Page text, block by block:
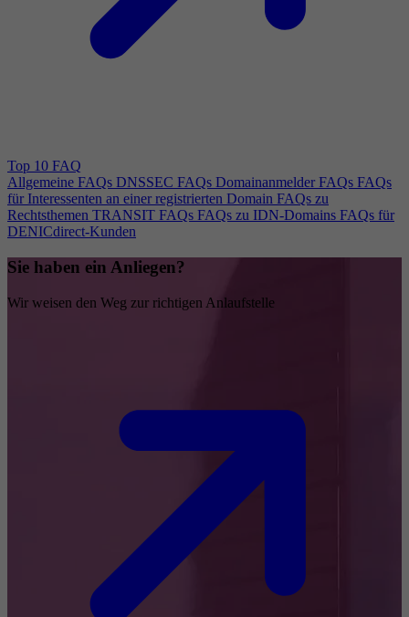
Top 10 FAQ
Allgemeine FAQs DNSSEC FAQs Domainanmelder FAQs FAQs
für Interessenten an einer registrierten Domain FAQs zu
Rechtsthemen TRANSIT FAQs FAQs zu IDN-Domains FAQs für
DENICdirect-Kunden
Sie haben ein Anliegen?
Wir weisen den Weg zur richtigen Anlaufstelle